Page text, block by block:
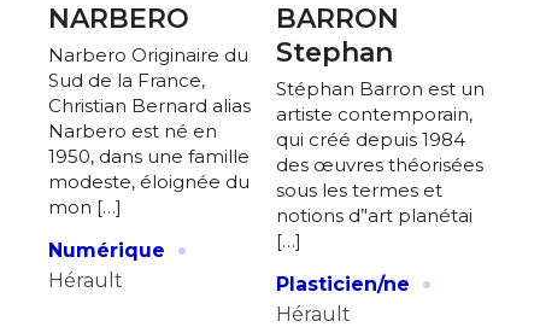
NARBERO
Narbero Originaire du
Sud de la France,
Christian Bernard alias
Narbero est né en
1950, dans une famille
modeste, éloignée du
mon […]
Numérique
·
Hérault
BARRON
Stephan
Stéphan Barron est un
artiste contemporain,
qui créé depuis 1984
des œuvres théorisées
sous les termes et
notions d’'art planétai
[…]
Plasticien/ne
·
Hérault